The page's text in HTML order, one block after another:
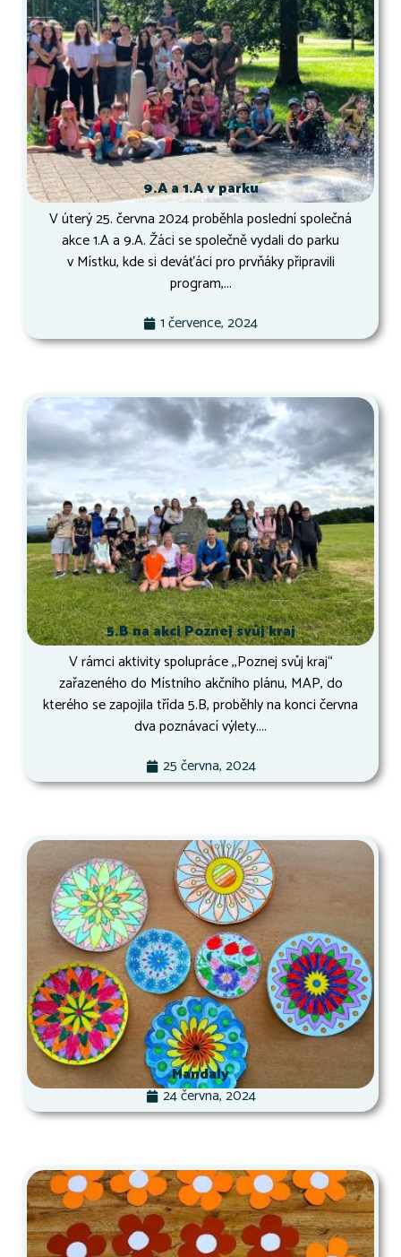
9.A a 1.A v parku
V úterý 25. června 2024 proběhla poslední společná
akce 1.A a 9.A. Žáci se společně vydali do parku
v Místku, kde si deváťáci pro prvňáky připravili
program,...
1 července, 2024
5.B na akci Poznej svůj kraj
V rámci aktivity spolupráce ,,Poznej svůj kraj“
zařazeného do Místního akčního plánu, MAP, do
kterého se zapojila třída 5.B, proběhly na konci června
dva poznávací výlety....
25 června, 2024
Mandaly
24 června, 2024